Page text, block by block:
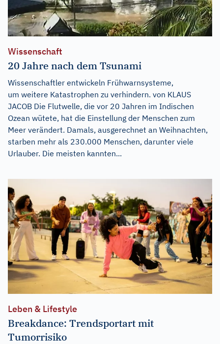
Wissenschaft
20 Jahre nach dem Tsunami
Wissenschaftler entwickeln Frühwarnsysteme,
um weitere Katastrophen zu verhindern. von KLAUS
JACOB Die Flutwelle, die vor 20 Jahren im Indischen
Ozean wütete, hat die Einstellung der Menschen zum
Meer verändert. Damals, ausgerechnet an Weihnachten,
starben mehr als 230.000 Menschen, darunter viele
Urlauber. Die meisten kannten...
Leben & Lifestyle
Breakdance: Trendsportart mit
Tumorrisiko